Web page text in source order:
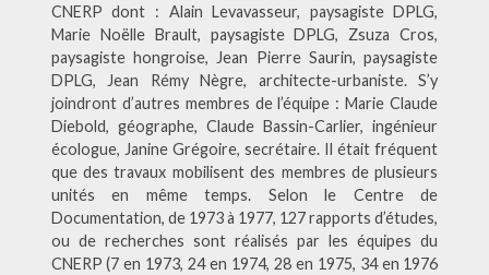
CNERP dont : Alain Levavasseur, paysagiste DPLG,
Marie Noëlle Brault, paysagiste DPLG, Zsuza Cros,
paysagiste hongroise, Jean Pierre Saurin, paysagiste
DPLG, Jean Rémy Nègre, architecte-urbaniste. S’y
joindront d’autres membres de l’équipe : Marie Claude
Diebold, géographe, Claude Bassin-Carlier, ingénieur
écologue, Janine Grégoire, secrétaire. Il était fréquent
que des travaux mobilisent des membres de plusieurs
unités en même temps. Selon le Centre de
Documentation, de 1973 à 1977, 127 rapports d’études,
ou de recherches sont réalisés par les équipes du
CNERP (7 en 1973, 24 en 1974, 28 en 1975, 34 en 1976